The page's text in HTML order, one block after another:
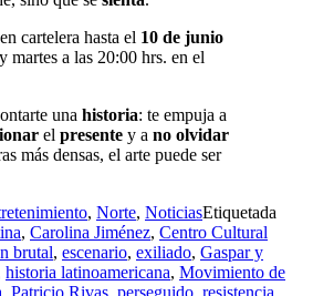
cartelera hasta el 10 de junio
martes a las 20:00 hrs. en el
una historia: te empuja a
el presente y a no olvidar
más densas, el arte puede ser
, Norte, NoticiasEtiquetada
, Carolina Jiménez, Centro Cultural
brutal, escenario, exiliado, Gaspar y
historia latinoamericana, Movimiento de
Patricio Rivas perseguido resistencia